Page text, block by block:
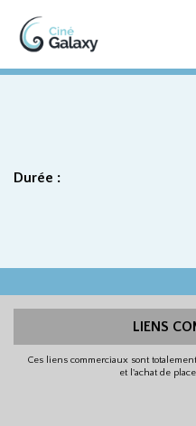
Durée :
LIENS
Ces liens commerciaux sont
et l'achat de